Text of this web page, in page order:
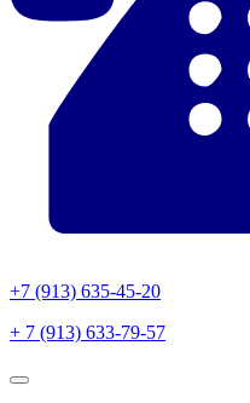
+7 (913) 635-45-20
+ 7 (913) 633-79-57